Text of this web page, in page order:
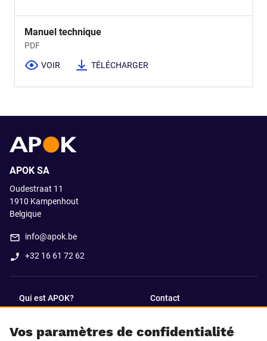
Manuel technique
PDF
VOIR TÉLÉCHARGER
Vos paramètres de confidentialité
APOK SA
Oudestraat 11
1910 Kampenhout
Belgique
info@apok.be
+32 16 61 72 62
Qui est APOK? Contact